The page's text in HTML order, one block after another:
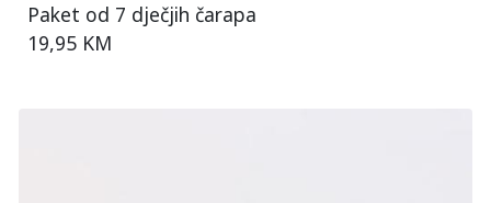
Paket od 7 dječjih čarapa
19,95 KM